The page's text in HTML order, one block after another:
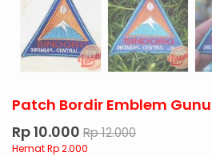
Patch Bordir Emblem
Rp 10.000 Rp 12.000
Hemat Rp 2.000